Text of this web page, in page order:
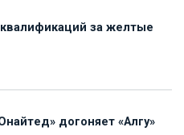
за желтые
догоняет «Алгу»